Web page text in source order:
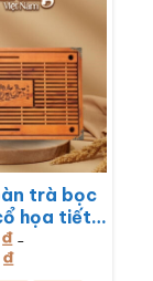
trà bọc
họa tiết
Công
BT-
₫ –
₫Khoảng
giá:
từ